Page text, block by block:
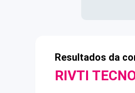
Resultados da
RIVTI